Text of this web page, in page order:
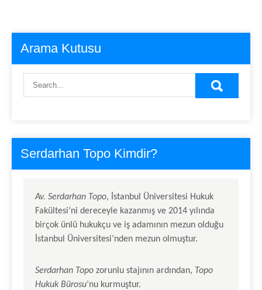
Arama Kutusu
Serdarhan Topo Kimdir?
Av. Serdarhan Topo, İstanbul Üniversitesi Hukuk
Fakültesi’ni dereceyle kazanmış ve 2014 yılında
birçok ünlü hukukçu ve iş adamının mezun olduğu
İstanbul Üniversitesi’nden mezun olmuştur.
Serdarhan Topo zorunlu stajının ardından, Topo
Hukuk Bürosu‘nu kurmuştur.